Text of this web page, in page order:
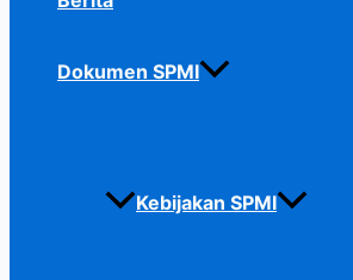
Dokumen SPMI
Kebijakan SPMI